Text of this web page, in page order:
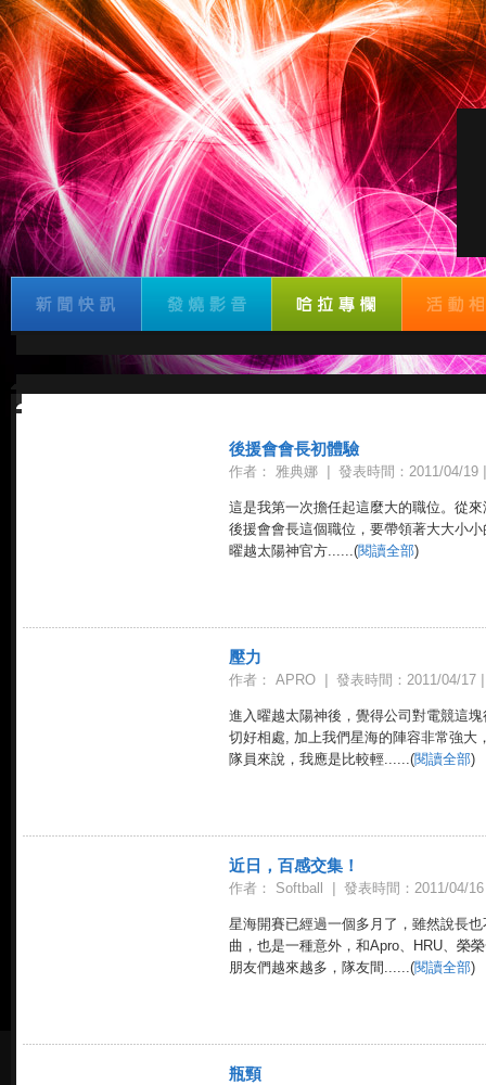
後援會會長初體驗
作者： 雅典娜 發表時間：2011/04/19
這是我第一次擔任起這麼大的職位。從
後援會會長這個職位，要帶領著大大小
曜越太陽神官方......(閱讀全部)
壓力
作者： APRO 發表時間：2011/04/17
進入曜越太陽神後，覺得公司對電競這
切好相處, 加上我們星海的陣容非常強大
隊員來說，我應是比較輕......(閱讀全部)
近日，百感交集！
作者： Softball 發表時間：2011/04/
星海開賽已經過一個多月了，雖然說長
曲，也是一種意外，和Apro、HRU、榮
朋友們越來越多，隊友間......(閱讀全部)
瓶頸